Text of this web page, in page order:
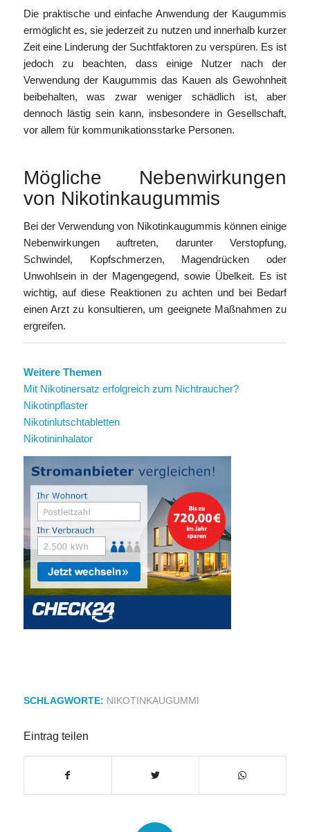
Die praktische und einfache Anwendung der Kaugummis
ermöglicht es, sie jederzeit zu nutzen und innerhalb kurzer
Zeit eine Linderung der Suchtfaktoren zu verspüren. Es ist
jedoch zu beachten, dass einige Nutzer nach der
Verwendung der Kaugummis das Kauen als Gewohnheit
beibehalten, was zwar weniger schädlich ist, aber
dennoch lästig sein kann, insbesondere in Gesellschaft,
vor allem für kommunikationsstarke Personen.
Mögliche Nebenwirkungen
von Nikotinkaugummis
Bei der Verwendung von Nikotinkaugummis können einige
Nebenwirkungen auftreten, darunter Verstopfung,
Schwindel, Kopfschmerzen, Magendrücken oder
Unwohlsein in der Magengegend, sowie Übelkeit. Es ist
wichtig, auf diese Reaktionen zu achten und bei Bedarf
einen Arzt zu konsultieren, um geeignete Maßnahmen zu
ergreifen.
Weitere Themen
Mit Nikotinersatz erfolgreich zum Nichtraucher?
Nikotinpflaster
Nikotinlutschtabletten
Nikotininhalator
SCHLAGWORTE: NIKOTINKAUGUMMI
Eintrag teilen